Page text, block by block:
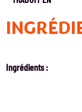
Ingrédients :